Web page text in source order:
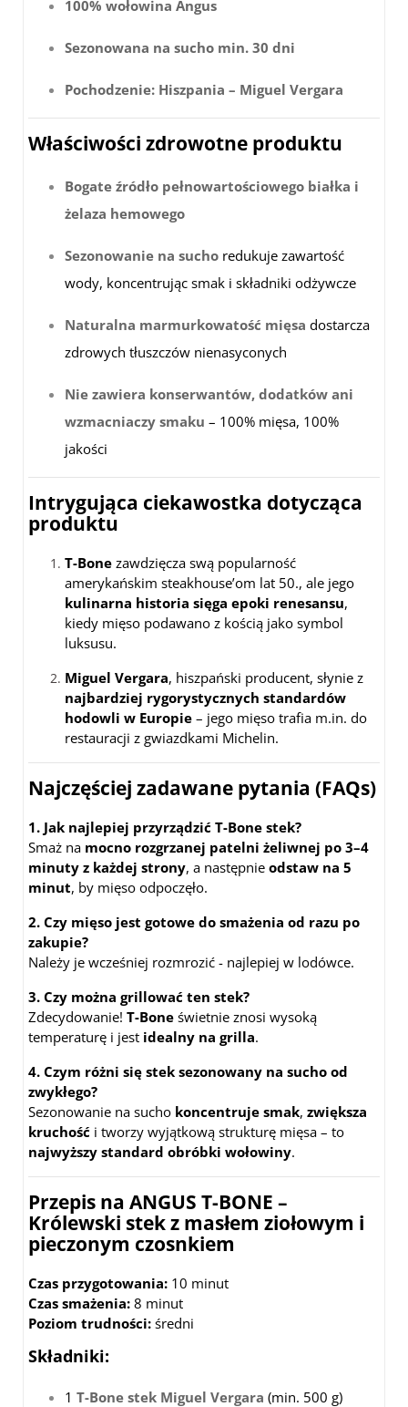
100% wołowina Angus
Sezonowana na sucho min. 30 dni
Pochodzenie: Hiszpania – Miguel Vergara
Właściwości zdrowotne produktu
Bogate źródło pełnowartościowego białka i
żelaza hemowego
Sezonowanie na sucho redukuje zawartość
wody, koncentrując smak i składniki odżywcze
Naturalna marmurkowatość mięsa dostarcza
zdrowych tłuszczów nienasyconych
Nie zawiera konserwantów, dodatków ani
wzmacniaczy smaku – 100% mięsa, 100%
jakości
Intrygująca ciekawostka dotycząca
produktu
T-Bone zawdzięcza swą popularność
amerykańskim steakhouse’om lat 50., ale jego
kulinarna historia sięga epoki renesansu,
kiedy mięso podawano z kością jako symbol
luksusu.
Miguel Vergara, hiszpański producent, słynie z
najbardziej rygorystycznych standardów
hodowli w Europie – jego mięso trafia m.in. do
restauracji z gwiazdkami Michelin.
Najczęściej zadawane pytania (FAQs)
1. Jak najlepiej przyrządzić T-Bone stek?
Smaż na mocno rozgrzanej patelni żeliwnej po 3–4
minuty z każdej strony, a następnie odstaw na 5
minut, by mięso odpoczęło.
2. Czy mięso jest gotowe do smażenia od razu po
zakupie?
Należy je wcześniej rozmrozić - najlepiej w lodówce.
3. Czy można grillować ten stek?
Zdecydowanie! T-Bone świetnie znosi wysoką
temperaturę i jest idealny na grilla.
4. Czym różni się stek sezonowany na sucho od
zwykłego?
Sezonowanie na sucho koncentruje smak, zwiększa
kruchość i tworzy wyjątkową strukturę mięsa – to
najwyższy standard obróbki wołowiny.
Przepis na ANGUS T-BONE –
Królewski stek z masłem ziołowym i
pieczonym czosnkiem
Czas przygotowania: 10 minut
Czas smażenia: 8 minut
Poziom trudności: średni
Składniki:
1 T-Bone stek Miguel Vergara (min. 500 g)